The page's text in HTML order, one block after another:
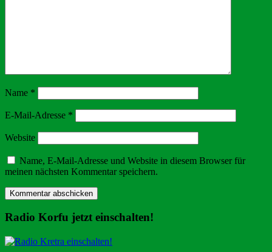
Name *
E-Mail-Adresse *
Website
Name, E-Mail-Adresse und Website in diesem Browser für
meinen nächsten Kommentar speichern.
Radio Korfu jetzt einschalten!